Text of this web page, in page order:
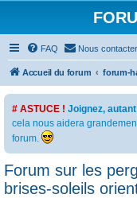
FAQ Nous contacter
Accueil du forum forum-
# ASTUCE ! Joignez,
cela nous aidera
forum.
Forum sur les
brises-soleils